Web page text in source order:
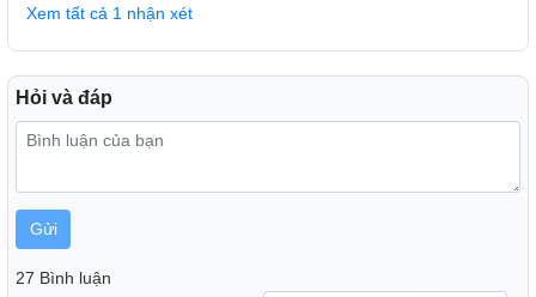
Đa dạng kết nối
Xem tất cả 1 nhận xét
Hỏi và đáp
Gửi
27 Bình luận